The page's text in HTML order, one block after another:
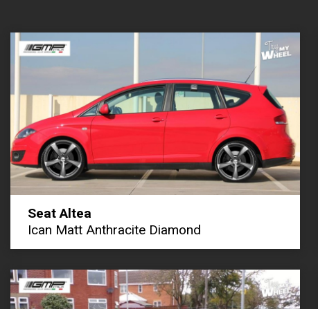
Seat Altea
Ican Matt Anthracite Diamond